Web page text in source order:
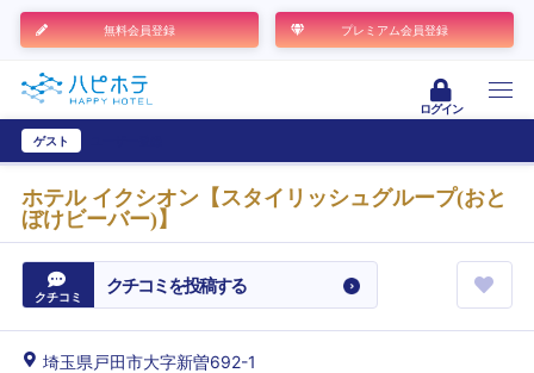
無料会員登録 プレミアム会員登録
ログイン
ゲスト
ホテル イクシオン【スタイリッシュグループ(おと
ぼけビーバー)】
クチコミ クチコミを投稿する
埼玉県戸田市大字新曽692-1